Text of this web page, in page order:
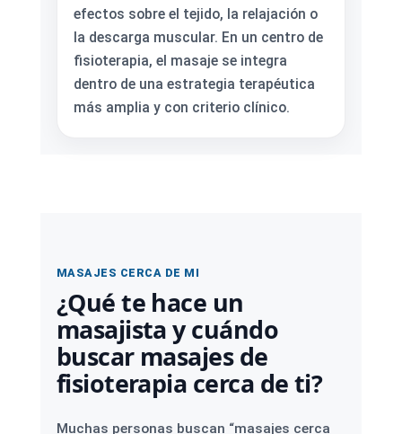
efectos sobre el tejido, la relajación o
la descarga muscular. En un centro de
fisioterapia, el masaje se integra
dentro de una estrategia terapéutica
más amplia y con criterio clínico.
MASAJES CERCA DE MI
¿Qué te hace un
masajista y cuándo
buscar masajes de
fisioterapia cerca de ti?
Muchas personas buscan “masajes cerca